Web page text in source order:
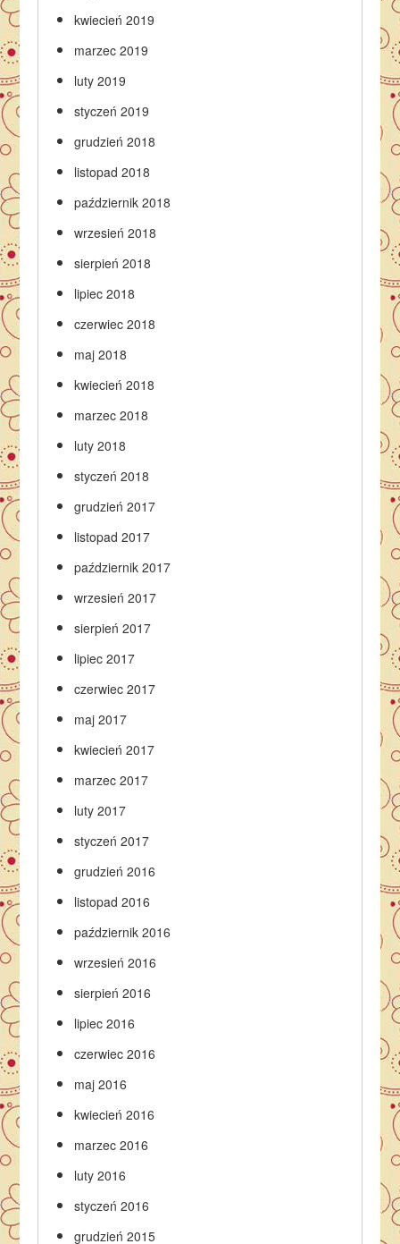
kwiecień 2019
marzec 2019
luty 2019
styczeń 2019
grudzień 2018
listopad 2018
październik 2018
wrzesień 2018
sierpień 2018
lipiec 2018
czerwiec 2018
maj 2018
kwiecień 2018
marzec 2018
luty 2018
styczeń 2018
grudzień 2017
listopad 2017
październik 2017
wrzesień 2017
sierpień 2017
lipiec 2017
czerwiec 2017
maj 2017
kwiecień 2017
marzec 2017
luty 2017
styczeń 2017
grudzień 2016
listopad 2016
październik 2016
wrzesień 2016
sierpień 2016
lipiec 2016
czerwiec 2016
maj 2016
kwiecień 2016
marzec 2016
luty 2016
styczeń 2016
grudzień 2015